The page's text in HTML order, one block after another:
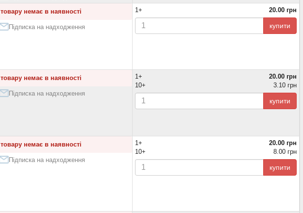
товару немає в наявності
Підписка на надходження
1+ 20.00 грн
купити
товару немає в наявності
Підписка на надходження
1+
20.00 грн
10+
3.10 грн
купити
товару немає в наявності
Підписка на надходження
1+
20.00 грн
10+
8.00 грн
купити